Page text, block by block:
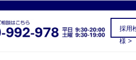
採用
様 >